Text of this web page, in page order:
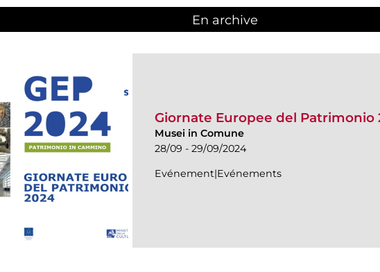
En archive
Giornate Europee del Patrimonio
Musei in Comune
28/09 - 29/09/2024
Evénement|Evénements